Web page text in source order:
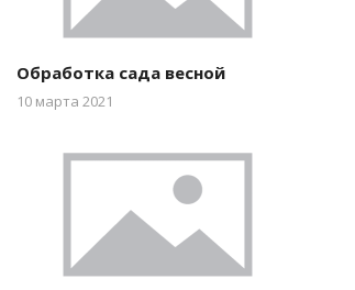
Обработка сада весной
10 марта 2021